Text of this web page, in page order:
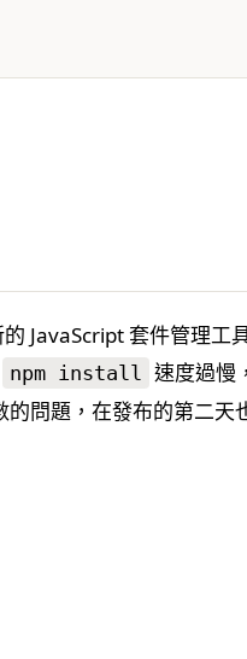
JavaScript 套件管理工
npm install 速度過慢
的問題，在發布的第二天